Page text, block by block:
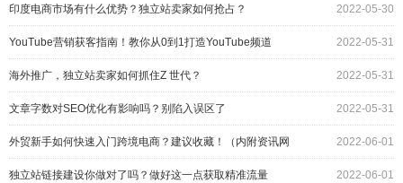
印度电商市场有什么优势？独立站卖家如何抢占？ 2022-05-30
YouTube营销获客指南！教你从0到1打造YouTube频道 2022-05-31
海外推广，独立站卖家如何抓住Z 世代？ 2022-05-31
文章字数对SEO优化有影响吗？别陷入误区了 2022-05-31
外贸新手如何快速入门跨境电商？建议收藏！（内附资讯网
站）
2022-06-01
独立站链接建设你做对了吗？做好这一点获取精准流量 2022-06-01